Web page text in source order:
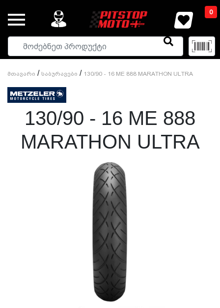
0
Მთავარი / Საბურავები / 130/90 - 16 ME 888 MARATHON ULTRA
130/90 - 16 ME 888
MARATHON ULTRA